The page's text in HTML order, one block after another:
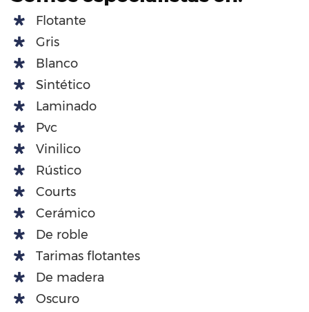
Flotante
Gris
Blanco
Sintético
Laminado
Pvc
Vinilico
Rústico
Courts
Cerámico
De roble
Tarimas flotantes
De madera
Oscuro